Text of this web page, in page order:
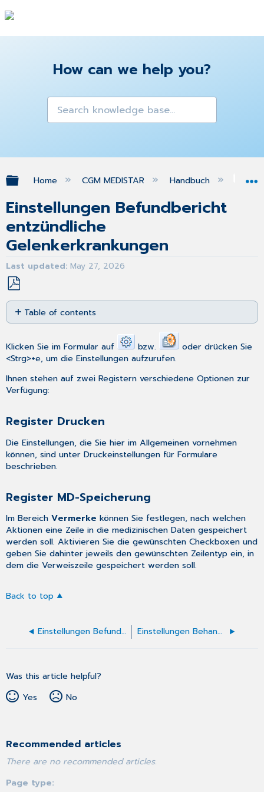
How can we help you?
Expand/collapse global hierarchy
Home CGM MEDISTAR Handbuch
Einstellungen Befundbericht
entzündliche
Gelenkerkrankungen
Last updated May 27, 2026
Save
as
PDF
Table of contents
Drucken
Register
MD-
Speicherung
Klicken Sie im Formular auf bzw.
oder drücken Sie
<Strg>+e, um die Einstellungen aufzurufen.
Ihnen stehen auf zwei Registern verschiedene Optionen zur
Verfügung:
Register Drucken
Die Einstellungen, die Sie hier im Allgemeinen vornehmen
können, sind unterDruckeinstellungen für Formulare
beschrieben.
Register MD-Speicherung
Im BereichVermerke können Sie festlegen, nach welchen
Aktionen eine Zeile in die medizinischen Daten gespeichert
werden soll. Aktivieren Sie die gewünschten Checkboxen und
geben Sie dahinter jeweils den gewünschten Zeilentyp ein, in
dem die Verweiszeile gespeichert werden soll.
Back to top
Einstellungen Befundbericht Rückenschmerz Einstellungen Behandlungsplan (Muster 62C)
Was this article helpful?
Yes
No
Recommended articles
There are no recommended articles.
Page type